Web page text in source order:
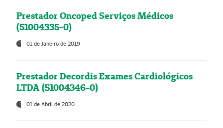
Prestador Oncoped Serviços Médicos
(51004335-0)
01 de Janeiro de 2019
Prestador Decordis Exames Cardiológicos
LTDA (51004346-0)
01 de Abril de 2020